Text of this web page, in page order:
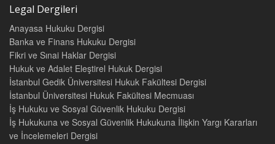
Legal Dergileri
Anayasa Hukuku Dergisi
Banka ve Finans Hukuku Dergisi
Fikri ve Sınai Haklar Dergisi
Hukuk ve Adalet Eleştirel Hukuk Dergisi
İstanbul Gedik Üniversitesi Hukuk Fakültesi Dergisi
İstanbul Üniversitesi Hukuk Fakültesi Mecmuası
İş Hukuku ve Sosyal Güvenlik Hukuku Dergisi
İş Hukukuna ve Sosyal Güvenlik Hukukuna İlişkin Yargı Kararları
ve İncelemeleri Dergisi